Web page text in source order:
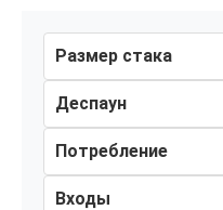
Размер стака
Деспаун
Потребление
Входы